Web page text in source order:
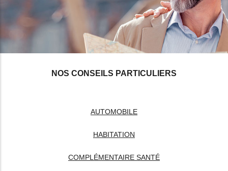
NOS CONSEILS PARTICULIERS
AUTOMOBILE
HABITATION
COMPLÉMENTAIRE SANTÉ